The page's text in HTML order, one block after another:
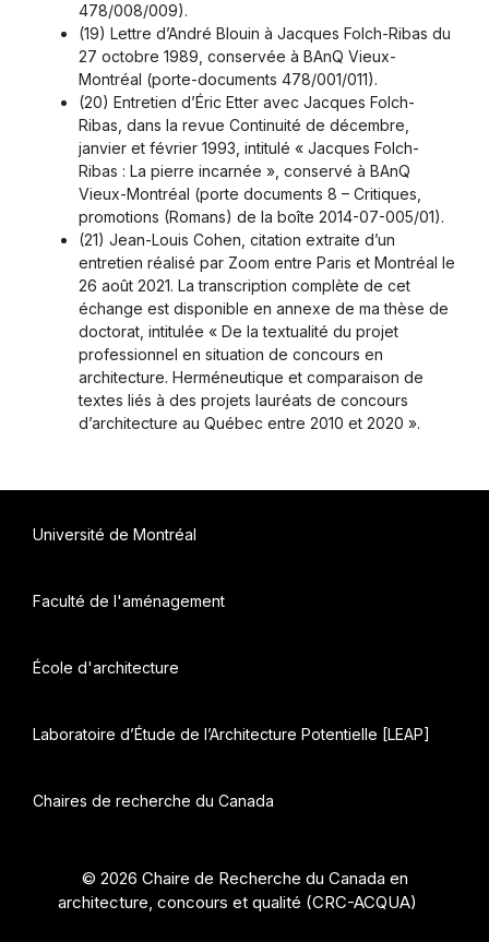
478/008/009).
(19) Lettre d’André Blouin à Jacques Folch-Ribas du
27 octobre 1989, conservée à BAnQ Vieux-
Montréal (porte-documents 478/001/011).
(20) Entretien d’Éric Etter avec Jacques Folch-
Ribas, dans la revue Continuité de décembre,
janvier et février 1993, intitulé « Jacques Folch-
Ribas : La pierre incarnée », conservé à BAnQ
Vieux-Montréal (porte documents 8 – Critiques,
promotions (Romans) de la boîte 2014-07-005/01).
(21) Jean-Louis Cohen, citation extraite d’un
entretien réalisé par Zoom entre Paris et Montréal le
26 août 2021. La transcription complète de cet
échange est disponible en annexe de ma thèse de
doctorat, intitulée « De la textualité du projet
professionnel en situation de concours en
architecture. Herméneutique et comparaison de
textes liés à des projets lauréats de concours
d’architecture au Québec entre 2010 et 2020 ».
Université de Montréal
Faculté de l'aménagement
École d'architecture
Laboratoire d’Étude de l’Architecture Potentielle [LEAP]
Chaires de recherche du Canada
© 2026 Chaire de Recherche du Canada en
architecture, concours et qualité (CRC-ACQUA)